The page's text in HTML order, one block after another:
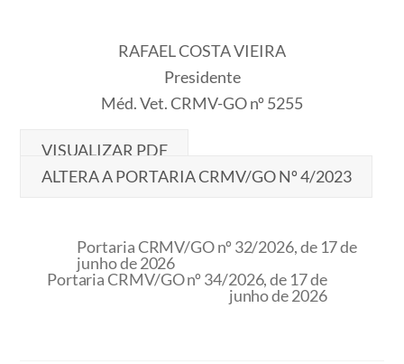
RAFAEL COSTA VIEIRA
Presidente
Méd. Vet. CRMV-GO nº 5255
VISUALIZAR PDF
ALTERA A PORTARIA CRMV/GO Nº 4/2023
Portaria CRMV/GO nº 32/2026, de 17 de
junho de 2026
Portaria CRMV/GO nº 34/2026, de 17 de
junho de 2026